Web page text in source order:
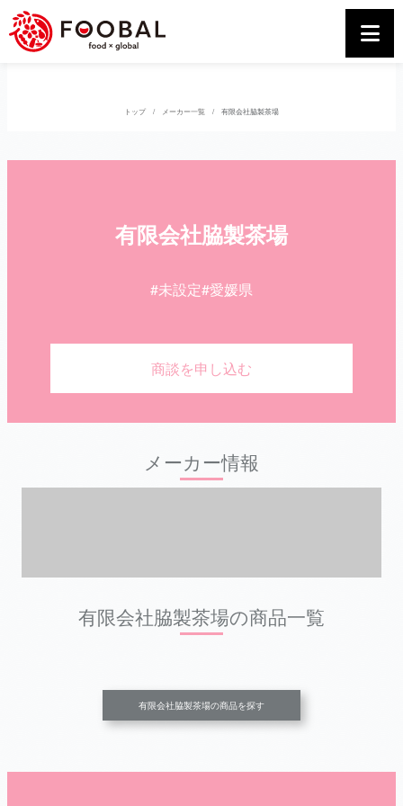
トップ メーカー一覧 有限会社脇製茶場
有限会社脇製茶場
#未設定#愛媛県
商談を申し込む
メーカー情報
有限会社脇製茶場の商品一覧
有限会社脇製茶場の商品を探す